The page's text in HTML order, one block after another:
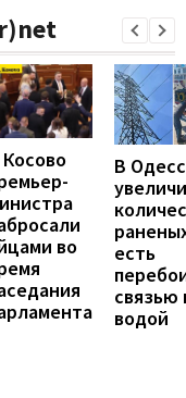
во
В
есть
связью
водой